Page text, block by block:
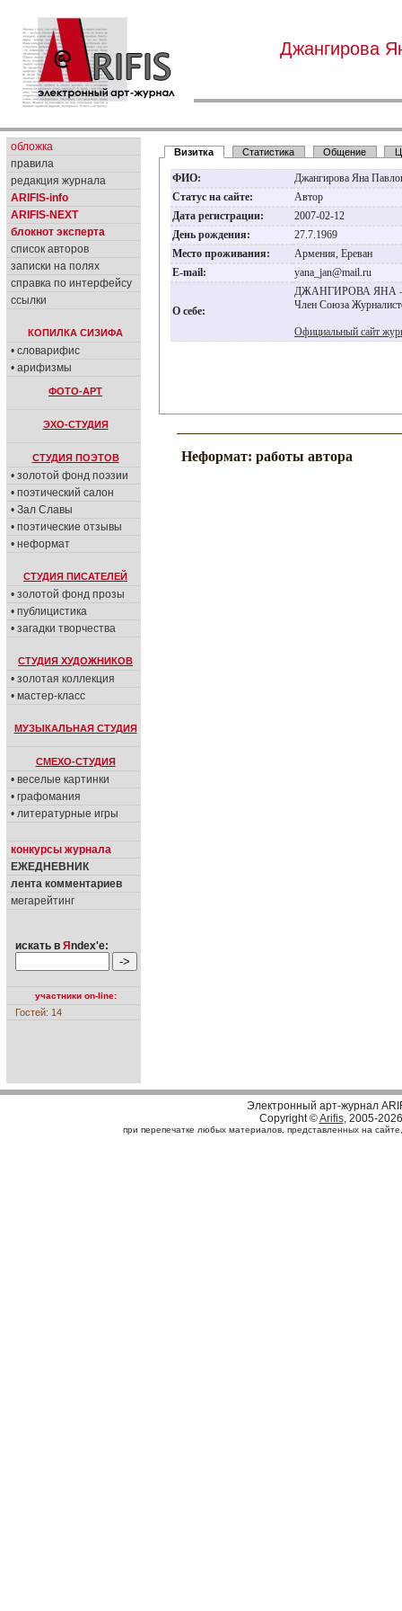
Джангирова
обложка
правила
редакция журнала
ARIFIS-info
ARIFIS-NEXT
блокнот эксперта
список авторов
записки на полях
справка по интерфейсу
ссылки
КОПИЛКА СИЗИФА
• словарифис
• арифизмы
ФОТО-АРТ
ЭХО-СТУДИЯ
СТУДИЯ ПОЭТОВ
• золотой фонд поэзии
• поэтический салон
• Зал Славы
• поэтические отзывы
• неформат
СТУДИЯ ПИСАТЕЛЕЙ
• золотой фонд прозы
• публицистика
• загадки творчества
СТУДИЯ ХУДОЖНИКОВ
• золотая коллекция
• мастер-класс
МУЗЫКАЛЬНАЯ СТУДИЯ
СМЕХО-СТУДИЯ
• веселые картинки
• графомания
• литературные игры
конкурсы журнала
ЕЖЕДНЕВНИК
лента комментариев
мегарейтинг
искать в Я ndex'е:
участники on-line:
Гостей: 14
Визитка Статистика Общение
ФИО:
Джангирова Яна
Статус на сайте:
Автор
Дата регистрации:
2007-02-12
День рождения:
27.7.1969
Место проживания:
Армения, Ереван
E-mail:
yana_jan@mail.ru
О себе:
ДЖАНГИРОВА ЯНА –
Член Союза
Официальный сайт
Неформат: работы автора
Электронный арт-журнал
Copyright ©Arifis, 2005-2026
при перепечатке любых материалов, представленных на